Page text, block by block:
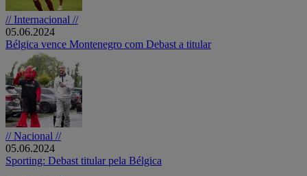
// Internacional //
05.06.2024
Bélgica vence Montenegro com Debast a titular
// Nacional //
05.06.2024
Sporting: Debast titular pela Bélgica